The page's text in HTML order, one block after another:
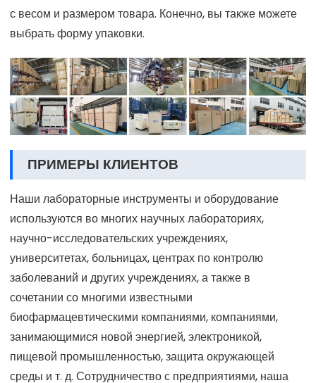
с весом и размером товара. Конечно, вы также можете
выбрать форму упаковки.
ПРИМЕРЫ КЛИЕНТОВ
Наши лабораторные инструменты и оборудование
используются во многих научных лабораториях,
научно-исследовательских учреждениях,
университетах, больницах, центрах по контролю
заболеваний и других учреждениях, а также в
сочетании со многими известными
биофармацевтическими компаниями, компаниями,
занимающимися новой энергией, электроникой,
пищевой промышленностью, защита окружающей
среды и т. д. Сотрудничество с предприятиями, наша